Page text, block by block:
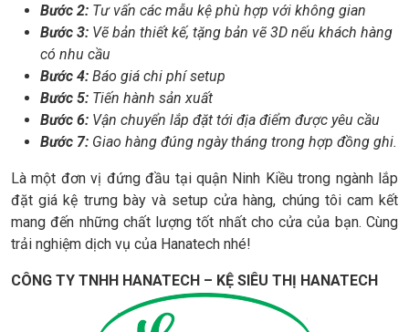
Bước 2: Tư vấn các mẫu kệ phù hợp với không gian
Bước 3: Vẽ bản thiết kế, tặng bản vẽ 3D nếu khách hàng
có nhu cầu
Bước 4: Báo giá chi phí setup
Bước 5: Tiến hành sản xuất
Bước 6: Vận chuyển lắp đặt tới địa điểm được yêu cầu
Bước 7: Giao hàng đúng ngày tháng trong hợp đồng ghi.
Là một đơn vị đứng đầu tại quận Ninh Kiều trong ngành lắp
đặt giá kệ trưng bày và setup cửa hàng, chúng tôi cam kết
mang đến những chất lượng tốt nhất cho cửa của bạn. Cùng
trải nghiệm dịch vụ của Hanatech nhé!
CÔNG TY TNHH HANATECH – KỆ SIÊU THỊ HANATECH